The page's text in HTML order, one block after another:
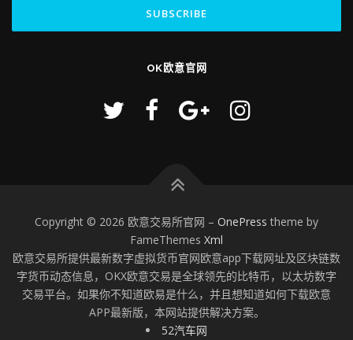
OK欧意官网
Copyright © 2026 欧意交易所官网 – OnePress theme by
FameThemes Xml
欧意交易所提供最新数字虚拟货币官网欧意app下载网址及区块链数
字货币动态信息，OKX欧意交易是全球领先的比特币，以太坊数字
交易平台。如果你不知道欧易是什么，并且想知道如何下载欧意
APP最新版，本网站提供解决方案。
52汽车网